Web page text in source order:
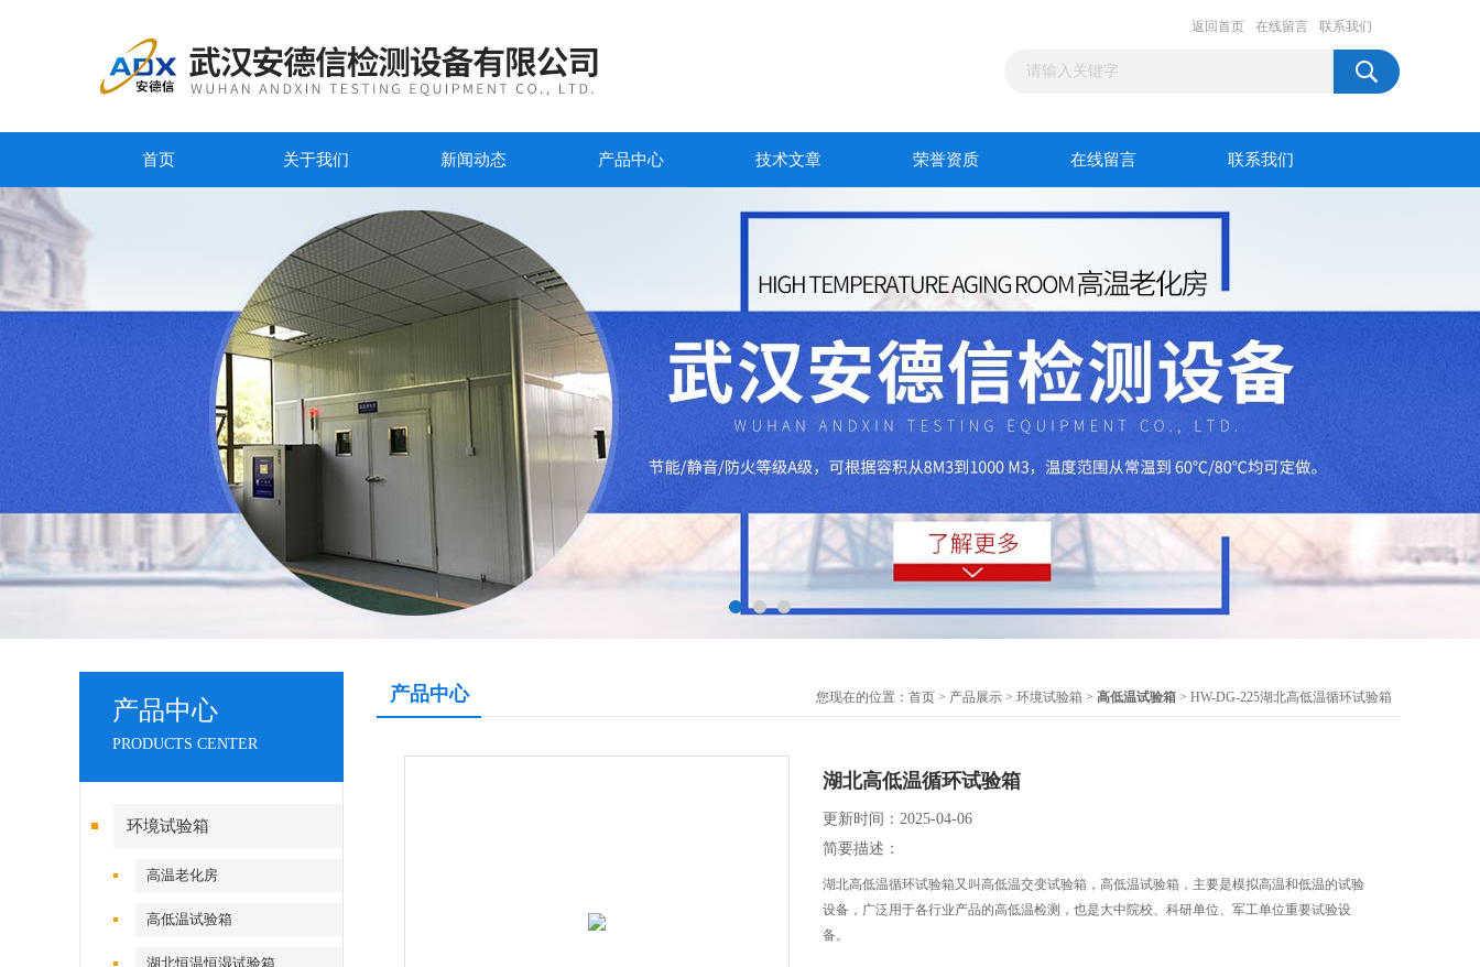
返回首页 在线留言 联系我们
首页 关于我们 新闻动态 产品中心 技术文章 荣誉资质 在线留言 联系我们
产品中心
PRODUCTS CENTER
环境试验箱
高温老化房
高低温试验箱
湖北恒温恒湿试验箱
产品中心 您现在的位置： 首页 > 产品展示 > 环境试验箱 > 高低温试验箱 > HW-DG-225湖北高低温循环试验箱
湖北高低温循环试验箱
更新时间：2025-04-06
简要描述：
湖北高低温循环试验箱又叫高低温交变试验箱，高低温试验箱，主要是模拟高温和低温的试验
设备，广泛用于各行业产品的高低温检测，也是大中院校、科研单位、军工单位重要试验设
备。